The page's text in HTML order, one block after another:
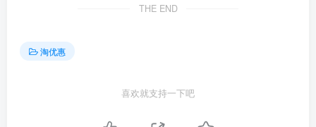
THE END
淘优惠
喜欢就支持一下吧